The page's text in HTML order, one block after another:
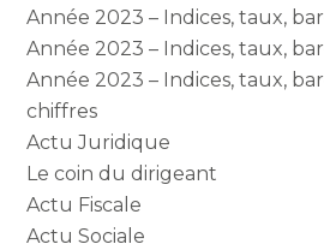
Année 2023 – Indices, taux,
Année 2023 – Indices, taux,
Année 2023 – Indices, taux,
chiffres
Actu Juridique
Le coin du dirigeant
Actu Fiscale
Actu Sociale